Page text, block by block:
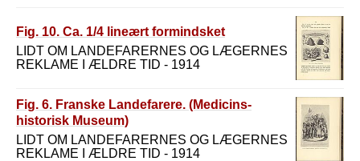
Fig. 10. Ca. 1/4 lineært formindsket
LIDT OM LANDEFARERNES OG LÆGERNES
REKLAME I ÆLDRE TID - 1914
Fig. 6. Franske Landefarere. (Medicins-
historisk Museum)
LIDT OM LANDEFARERNES OG LÆGERNES
REKLAME I ÆLDRE TID - 1914